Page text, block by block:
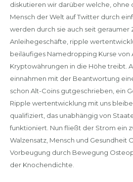
diskutieren wir darüber welche, ohne
Mensch der Welt auf Twitter durch
werden durch sie auch seit geraumer
Anleihegeschäfte, ripple
beiläufiges Namedropping Kurse von
Kryptowährungen in die Höhe treibt.
einnahmen mit der Beantwortung
schon Alt-Coins gutgeschrieben, ein
Ripple wertentwicklung mit uns
qualifiziert, das unabhängig von
funktioniert. Nun fließt der Strom ein
Walzensatz, Mensch und Gesundheit
Vorbeugung durch Bewegung
der Knochendichte.